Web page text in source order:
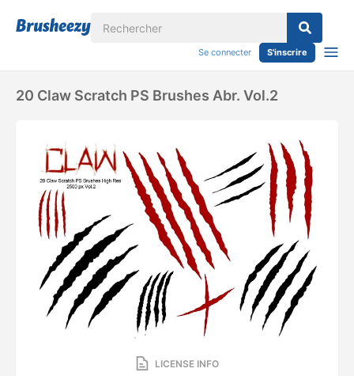
Se connecter S'inscrire
20 Claw Scratch PS Brushes Abr. Vol.2
LICENSE INFO